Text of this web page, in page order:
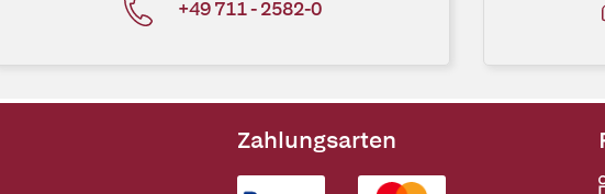
+49 711 - 2582-0
Zahlungsarten